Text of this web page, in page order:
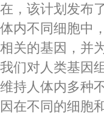
，该计划发布
内不同细胞中
关的基因，并
们对人类基因
持人体内多种
在不同的细胞